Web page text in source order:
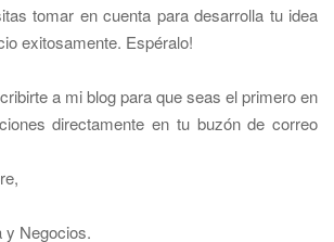
tomar en cuenta para desarrolla tu idea
exitosamente. Espéralo!
a mi blog para que seas el primero en
directamente en tu buzón de correo
y Negocios.